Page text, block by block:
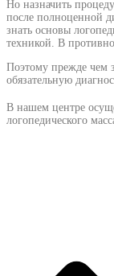
Но назначить
после полноценной
знать основы
техникой. В
Поэтому прежде чем
обязательную
В нашем центре
логопедического